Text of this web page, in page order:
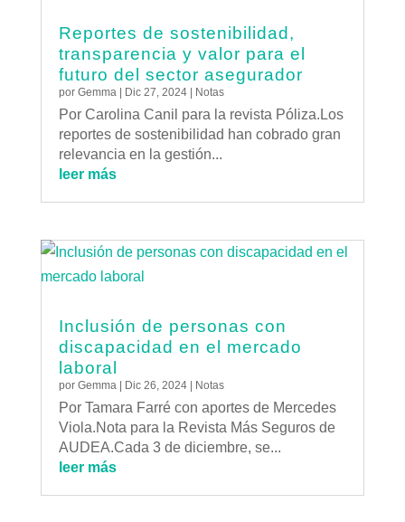
Reportes de sostenibilidad,
transparencia y valor para el
futuro del sector asegurador
por Gemma| Dic 27, 2024| Notas
Por Carolina Canil para la revista Póliza.Los
reportes de sostenibilidad han cobrado gran
relevancia en la gestión...
leer más
Inclusión de personas con
discapacidad en el mercado
laboral
por Gemma| Dic 26, 2024| Notas
Por Tamara Farré con aportes de Mercedes
Viola.Nota para la Revista Más Seguros de
AUDEA.Cada 3 de diciembre, se...
leer más